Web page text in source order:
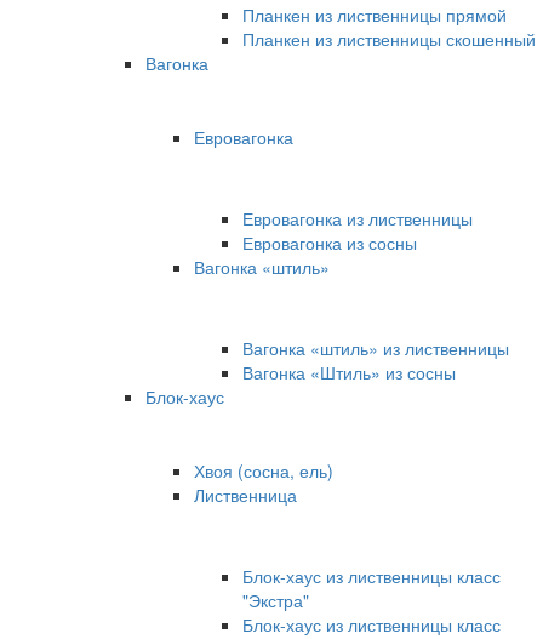
Планкен из лиственницы прямой
Планкен из лиственницы скошенный
Вагонка
Евровагонка
Евровагонка из лиственницы
Евровагонка из сосны
Вагонка «штиль»
Вагонка «штиль» из лиственницы
Вагонка «Штиль» из сосны
Блок-хаус
Хвоя (сосна, ель)
Лиственница
Блок-хаус из лиственницы класс
"Экстра"
Блок-хаус из лиственницы класс